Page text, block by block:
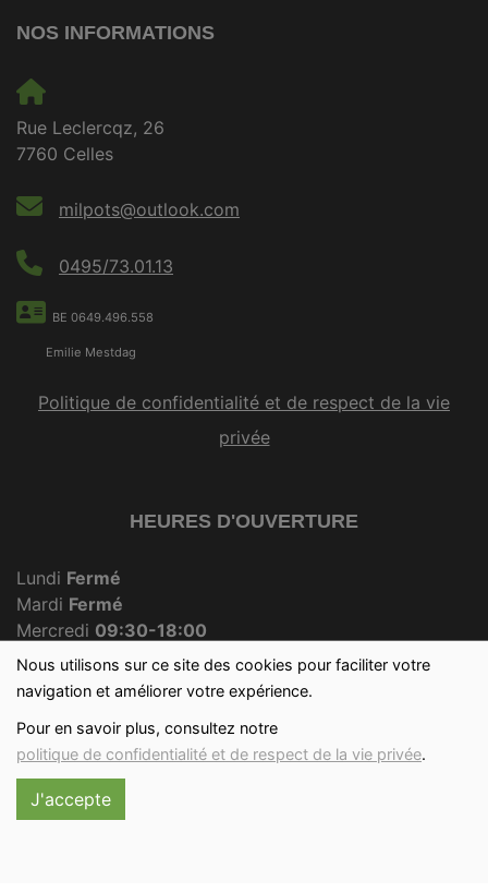
Nous utilisons sur ce site des cookies pour faciliter votre
navigation et améliorer votre expérience.
Pour en savoir plus, consultez notre
politique de confidentialité et de respect de la vie privée.
J'accepte
NOS INFORMATIONS
Rue Leclercqz, 26
7760 Celles
milpots@outlook.com
0495/73.01.13
BE 0649.496.558
Emilie Mestdag
Politique de confidentialité et de respect de la vie
privée
HEURES D'OUVERTURE
Lundi Fermé
Mardi Fermé
Mercredi 09:30-18:00
JeudiFermé
Vendredi 09:30-18:00
Dimanche09:30-12:00